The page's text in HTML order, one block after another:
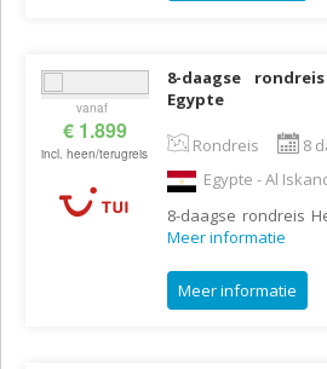
vanaf
€ 1.899
incl. heen/terugreis
8-daagse
Egypte
Rondreis
8
Egypte - Al
8-daagse rondreis
Meer informatie
Meer informatie